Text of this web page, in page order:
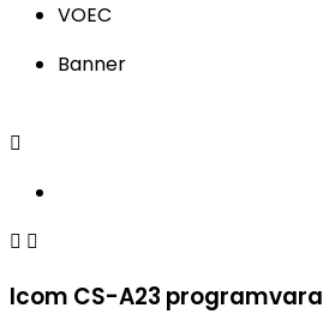
VOEC
Banner

 
Icom CS-A23 programvara